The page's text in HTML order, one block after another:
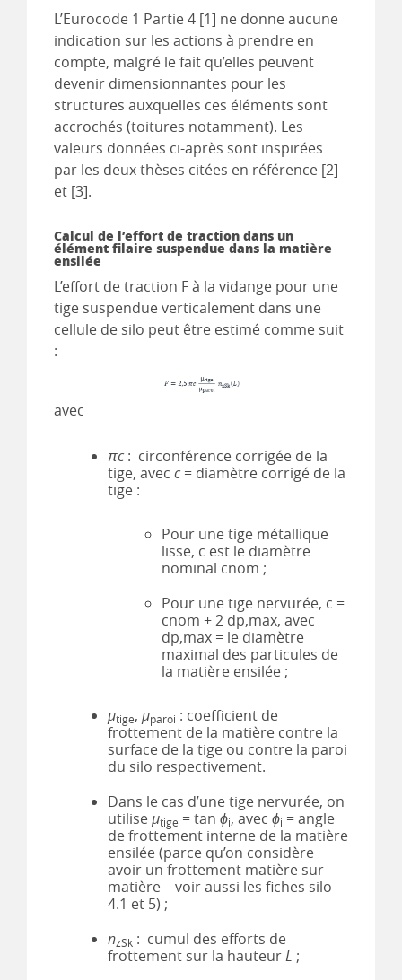
L’Eurocode 1 Partie 4 [1] ne donne aucune
indication sur les actions à prendre en
compte, malgré le fait qu’elles peuvent
devenir dimensionnantes pour les
structures auxquelles ces éléments sont
accrochés (toitures notamment). Les
valeurs données ci-après sont inspirées
par les deux thèses citées en référence [2]
et [3].
Calcul de l’effort de traction dans un
élément filaire suspendue dans la matière
ensilée
L’effort de traction F à la vidange pour une
tige suspendue verticalement dans une
cellule de silo peut être estimé comme suit
:
avec
πc: circonférence corrigée de la
tige, avec c= diamètre corrigé de la
tige :
Pour une tige métallique
lisse, c est le diamètre
nominal cnom ;
Pour une tige nervurée, c =
cnom + 2 dp,max, avec
dp,max = le diamètre
maximal des particules de
la matière ensilée ;
µtige, µparoi : coefficient de
frottement de la matière contre la
surface de la tige ou contre la paroi
du silo respectivement.
Dans le cas d’une tige nervurée, on
utiliseµtige = tan ϕi, avec ϕi = angle
de frottement interne de la matière
ensilée (parce qu’on considère
avoir un frottement matière sur
matière – voir aussi les fiches silo
4.1 et 5) ;
nzSk : cumul des efforts de
frottement sur la hauteurL ;